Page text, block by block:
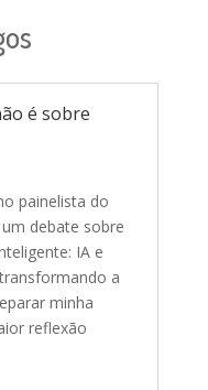
é sobre
painelista do
debate sobre
IA e
a
minha
reflexão